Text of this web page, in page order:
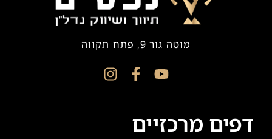
מוטה גור 9, פתח תקווה
דפים מרכזיים